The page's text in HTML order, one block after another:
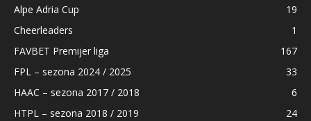
Alpe Adria Cup
19
Cheerleaders
1
FAVBET Premijer liga
167
FPL – sezona 2024 / 2025
33
HAAC – sezona 2017 / 2018
6
HTPL – sezona 2018 / 2019
24